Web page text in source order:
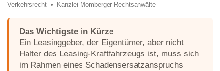
Verkehrsrecht •
Kanzlei Momberger Rechtsanwälte
Das Wichtigste in Kürze
Ein Leasinggeber, der Eigentümer, aber nicht
Halter des Leasing-Kraftfahrzeugs ist, muss sich
im Rahmen eines Schadensersatzanspruchs